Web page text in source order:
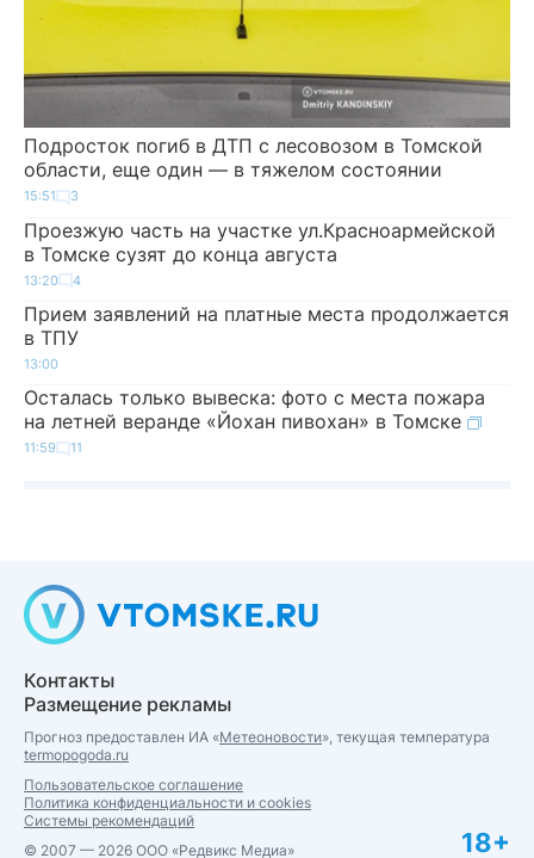
Подросток погиб в ДТП с лесовозом в Томской
области, еще один — в тяжелом состоянии
15:51 3
Проезжую часть на участке ул.Красноармейской
в Томске сузят до конца августа
13:20 4
Прием заявлений на платные места продолжается
в ТПУ
13:00
Осталась только вывеска: фото с места пожара
на летней веранде «Йохан пивохан» в Томске
11:59 11
Контакты
Размещение рекламы
Прогноз предоставлен ИА «Метеоновости», текущая температура
termopogoda.ru
Пользовательское соглашение
Политика конфиденциальности и cookies
Системы рекомендаций
© 2007 — 2026 ООО «Редвикс Медиа»
18+